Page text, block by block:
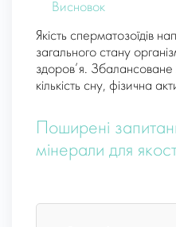
Висновок
Якість сперматозоїдів
загального стану
здоров’я. Збалансоване
кількість сну, фізична
Поширені
мінерали для